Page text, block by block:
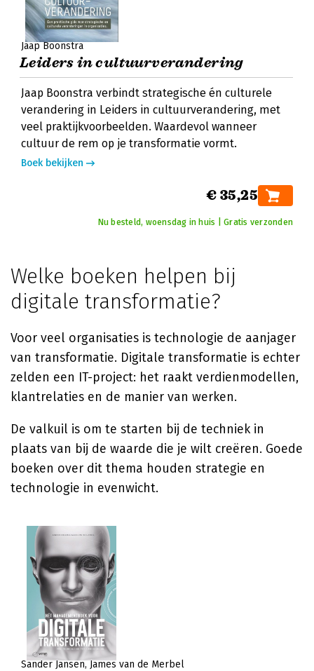
Jaap Boonstra
Leiders in cultuurverandering
Jaap Boonstra verbindt strategische én culturele
verandering in Leiders in cultuurverandering, met
veel praktijkvoorbeelden. Waardevol wanneer
cultuur de rem op je transformatie vormt.
Boek bekijken
€ 35,25
Nu besteld, woensdag in huis | Gratis verzonden
Welke boeken helpen bij
digitale transformatie?
Voor veel organisaties is technologie de aanjager
van transformatie. Digitale transformatie is echter
zelden een IT-project: het raakt verdienmodellen,
klantrelaties en de manier van werken.
De valkuil is om te starten bij de techniek in
plaats van bij de waarde die je wilt creëren. Goede
boeken over dit thema houden strategie en
technologie in evenwicht.
Sander Jansen James van de Merbel